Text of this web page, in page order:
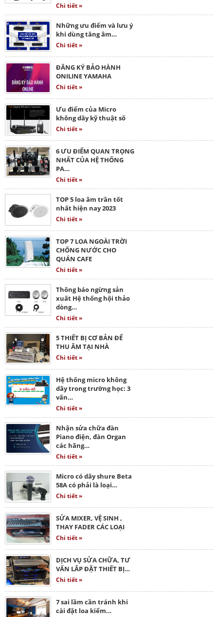
Chi tiết »
Những ưu điểm và lưu ý
khi dùng tăng âm…
Chi tiết »
ĐĂNG KÝ BẢO HÀNH
ONILINE YAMAHA
Chi tiết »
Ưu điểm của Micro
không dây kỹ thuật số
Chi tiết »
6 ƯU ĐIỂM QUAN TRỌNG
NHẤT CỦA HỆ THỐNG
PA…
Chi tiết »
TOP 5 loa âm trần tốt
nhất hiện nay 2023
Chi tiết »
TOP 7 LOA NGOÀI TRỜI
CHỐNG NƯỚC CHO
QUÁN CAFE
Chi tiết »
Thông báo ngừng sản
xuất Hệ thống hội thảo
dòng…
Chi tiết »
5 THIẾT BỊ CƠ BẢN ĐỂ
THU ÂM TẠI NHÀ
Chi tiết »
Hệ thống micro không
dây trong trường học: 3
vấn…
Chi tiết »
Nhận sửa chữa đàn
Piano điện, đàn Organ
các hãng…
Chi tiết »
Micro có dây shure Beta
58A có phải là loại…
Chi tiết »
SỬA MIXER, VỆ SINH ,
THAY FADER CÁC LOẠI
Chi tiết »
DỊCH VỤ SỬA CHỮA, TƯ
VẤN LẮP ĐẶT THIẾT BỊ…
Chi tiết »
7 sai lầm cần tránh khi
cài đặt loa kiểm…